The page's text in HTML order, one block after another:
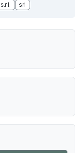
s.r.l. srl